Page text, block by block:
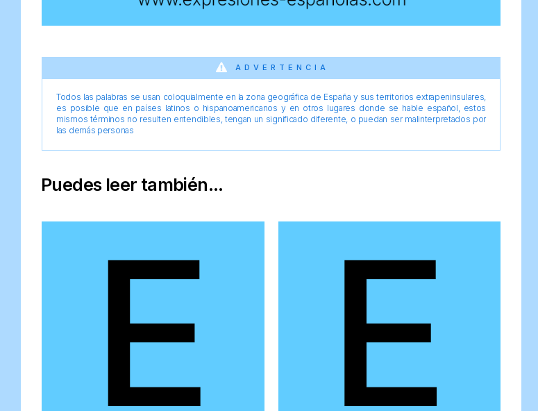
ADVERTENCIA
Todos las palabras se usan coloquialmente en la zona geográfica de España y sus territorios extrapeninsulares,
es posible que en países latinos o hispanoamericanos y en otros lugares donde se hable español, estos
mismos términos no resulten entendibles, tengan un significado diferente, o puedan ser malinterpretados por
las demás personas
Puedes leer también...